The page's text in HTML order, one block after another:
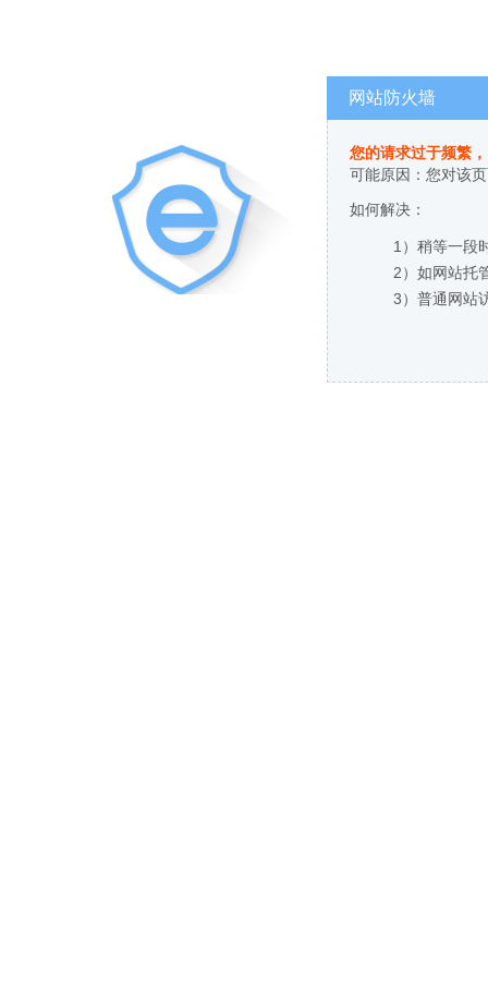
网站防火墙
您的请求过于频繁
可能原因：您对该
如何解决：
1）稍等一段
2）如网站托
3）普通网站